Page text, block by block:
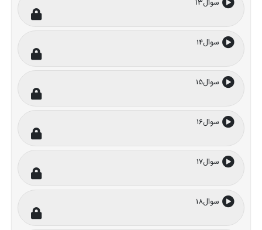
سوال13
سوال14
سوال15
سوال16
سوال17
سوال18